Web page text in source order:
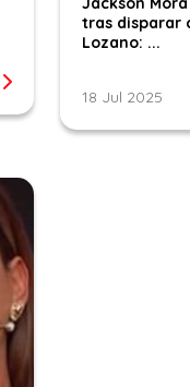
tras disparar
Lozano: ...
18 Jul 2025